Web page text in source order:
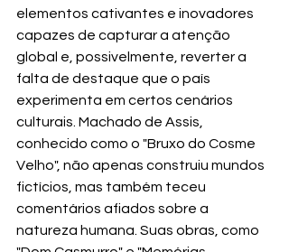
elementos cativantes e inovadores
capazes de capturar a atenção
global e, possivelmente, reverter a
falta de destaque que o país
experimenta em certos cenários
culturais. Machado de Assis,
conhecido como o "Bruxo do Cosme
Velho", não apenas construiu mundos
fictícios, mas também teceu
comentários afiados sobre a
natureza humana. Suas obras, como